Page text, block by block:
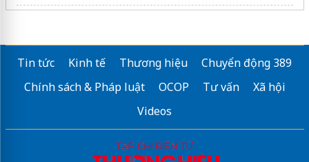
Vietnam motorbike tours
Ho Tram Beach Boutique Resort & Spa
Tin tức Kinh tế Thương hiệu
Chuyển động 389
Chính sách & Pháp luật
OCOP Tư vấn
Xã hội
Videos